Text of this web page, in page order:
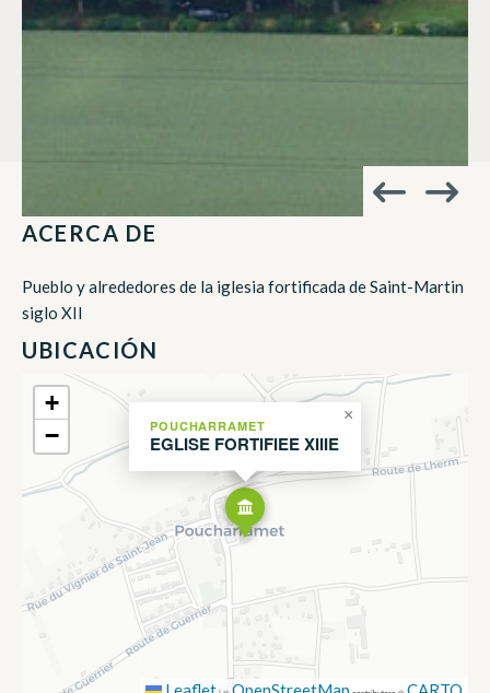
ACERCA DE
Pueblo y alrededores de la iglesia fortificada de Saint-Martin
siglo XII
UBICACIÓN
POUCHARRAMET
EGLISE FORTIFIEE XIIIE
×
+
−